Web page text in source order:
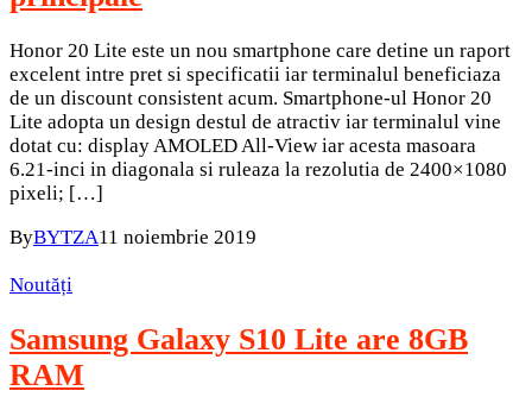
Honor 20 Lite este un nou smartphone care detine un raport
excelent intre pret si specificatii iar terminalul beneficiaza
de un discount consistent acum. Smartphone-ul Honor 20
Lite adopta un design destul de atractiv iar terminalul vine
dotat cu: display AMOLED All-View iar acesta masoara
6.21-inci in diagonala si ruleaza la rezolutia de 2400×1080
pixeli; […]
ByBYTZA11 noiembrie 2019
Noutăți
Samsung Galaxy S10 Lite are 8GB
RAM